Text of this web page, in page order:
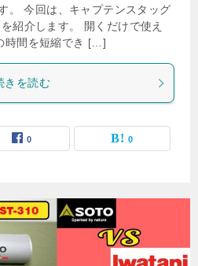
。 今回は、キャプテンスタッグ
紹介します。 開くだけで使え
時間を短縮でき […]
きを読む
0 0